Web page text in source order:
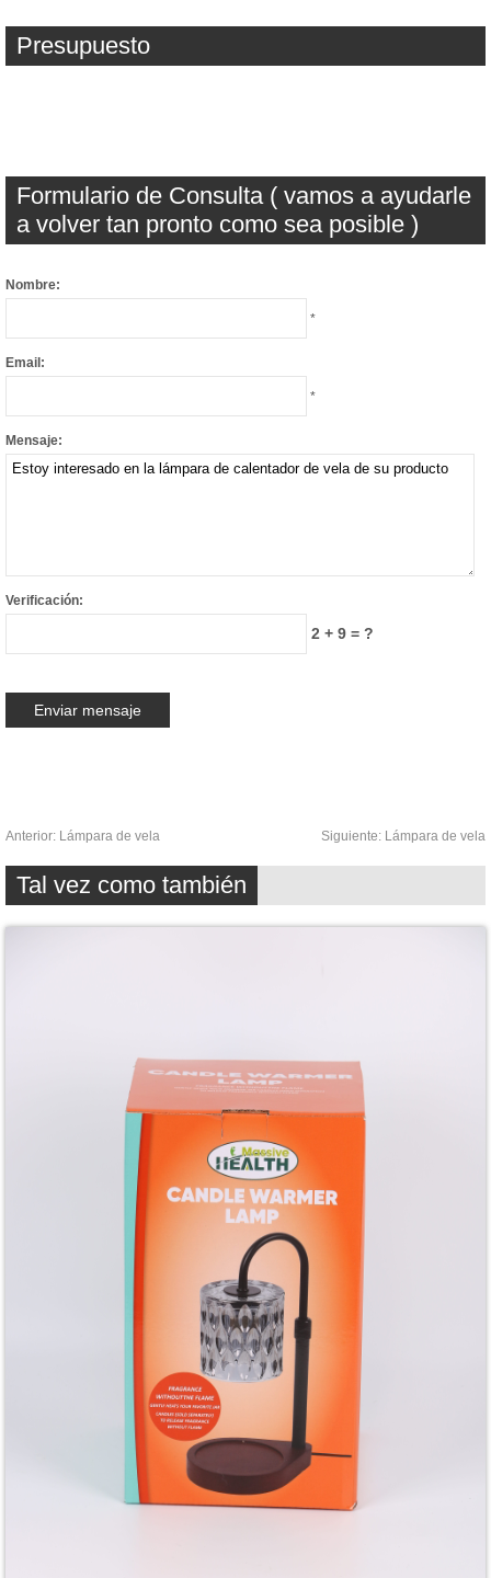
Presupuesto
Formulario de Consulta ( vamos a ayudarle
a volver tan pronto como sea posible )
Nombre:
*
Email:
*
Mensaje:
Verificación:
2 + 9 = ?
Anterior: Lámpara de vela Siguiente: Lámpara de vela
Tal vez como también